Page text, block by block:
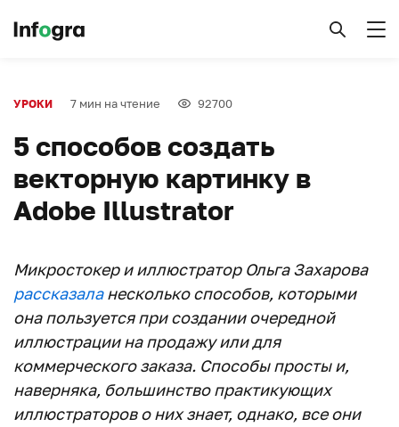
УРОКИ 7 мин на чтение 92700
5 способов создать
векторную картинку в
Adobe Illustrator
Микростокер и иллюстратор Ольга Захарова
рассказаланесколько способов, которыми
она пользуется при создании очередной
иллюстрации на продажу или для
коммерческого заказа. Способы просты и,
наверняка, большинство практикующих
иллюстраторов о них знает, однако, все они